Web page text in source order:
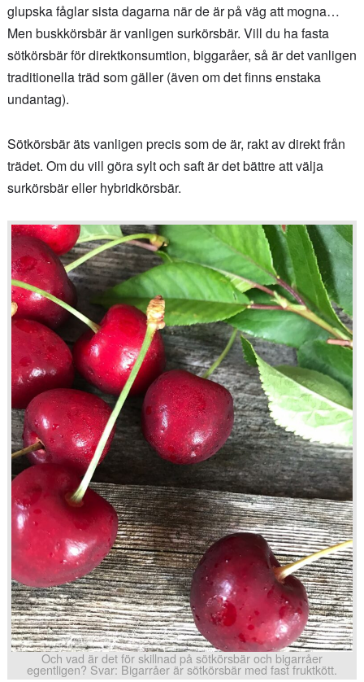
glupska fåglar sista dagarna när de är på väg att mogna…
Men buskkörsbär är vanligen surkörsbär. Vill du ha fasta
sötkörsbär för direktkonsumtion, biggaråer, så är det vanligen
traditionella träd som gäller (även om det finns enstaka
undantag).
Sötkörsbär äts vanligen precis som de är, rakt av direkt från
trädet. Om du vill göra sylt och saft är det bättre att välja
surkörsbär eller hybridkörsbär.
Och vad är det för skillnad på sötkörsbär och bigarråer
egentligen? Svar: Bigarråer är sötkörsbär med fast fruktkött.